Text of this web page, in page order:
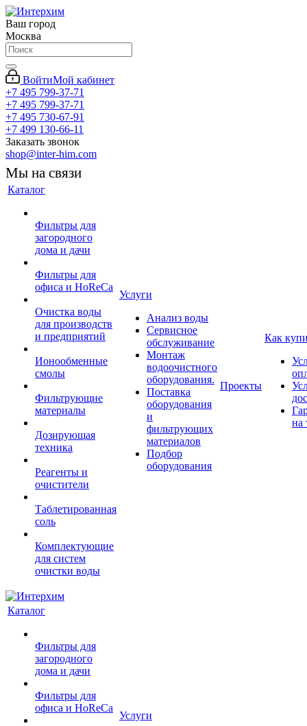
Ваш город
Москва
ВойтиМой кабинет
+7 495 799-37-71
+7 495 799-37-71
+7 495 730-67-91
+7 499 130-66-11
Заказать звонок
shop@inter-him.com
Мы на связи
Каталог
Фильтры для
загородного
дома и дачи
Фильтры для
офиса и HoReCa
Очистка воды
для производств
и предприятий
Ионообменные
смолы
Фильтрующие
материалы
Дозирующая
техника
Реагенты и
очистители
Таблетированная
соль
Комплектующие
для систем
очистки воды
Услуги
Анализ воды
Сервисное
обслуживание
Монтаж
водоочистного
оборудования.
Поставка
оборудования
и
фильтрующих
материалов
Подбор
оборудования
Проекты
Как
на
Каталог
Фильтры для
загородного
дома и дачи
Фильтры для
офиса и HoReCa
Услуги